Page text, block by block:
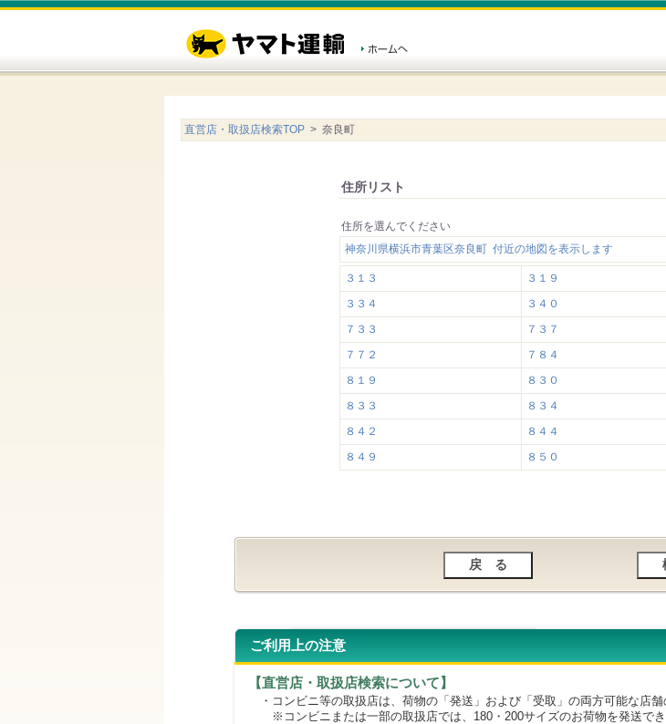
直営店・取扱店検索TOP > 奈良町
住所リスト
住所を選んでください
神奈川県横浜市青葉区奈良町 付近の地図を表示します
３１３ ３１９
３３４
３４０
７３３
７３７
７７２
７８４
８１９
８３０
８３３
８３４
８４２
８４４
８４９
８５０
ご利用上の注意
【直営店・取扱店検索について】
・コンビニ等の取扱店は、荷物の「発送」および「受取」の両方可能な店舗
※コンビニまたは一部の取扱店では、180・200サイズのお荷物を発送でき